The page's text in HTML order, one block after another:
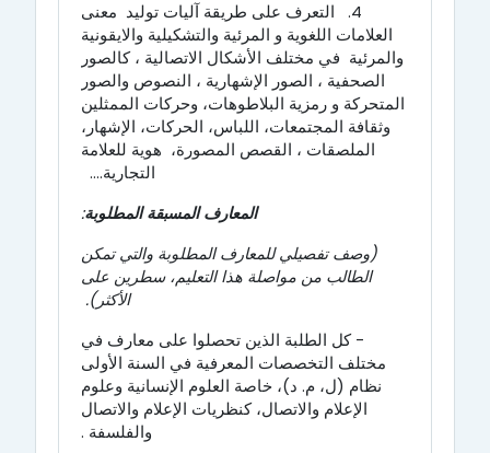
4.
التعرف على طريقة آليات توليد معنى
العلامات اللغوية و المرئية والتشكيلية والايقونية
والمرئية في مختلف الأشكال الاتصالية ، كالصور
الصحفية ، الصور الإشهارية ، النصوص والصور
المتحركة و رمزية البلاطوهات، وحركات الممثلين
وثقافة المجتمعات، اللباس، الحركات، الإشهار،
الملصقات ، القصص المصورة، هوية للعلامة
التجارية....
المعارف المسبقة المطلوبة:
(وصف تفصيلي للمعارف المطلوبة والتي تمكن
الطالب من مواصلة هذا التعليم، سطرين على
الأكثر).
- كل الطلبة الذين تحصلوا على معارف في
مختلف التخصصات المعرفية في السنة الأولى
نظام (ل، م. د)، خاصة العلوم الإنسانية وعلوم
الإعلام والاتصال، كنظريات الإعلام والاتصال
والفلسفة .